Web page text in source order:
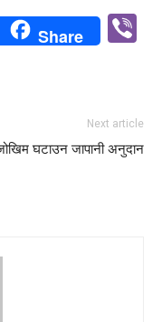
Share
Next article
घटाउन जापानी अनुदान